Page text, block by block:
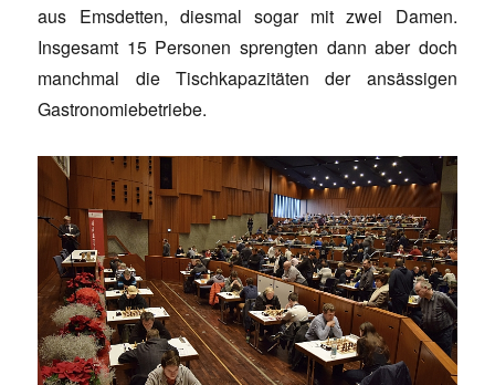
aus Emsdetten, diesmal sogar mit zwei Damen.
Insgesamt 15 Personen sprengten dann aber doch
manchmal die Tischkapazitäten der ansässigen
Gastronomiebetriebe.